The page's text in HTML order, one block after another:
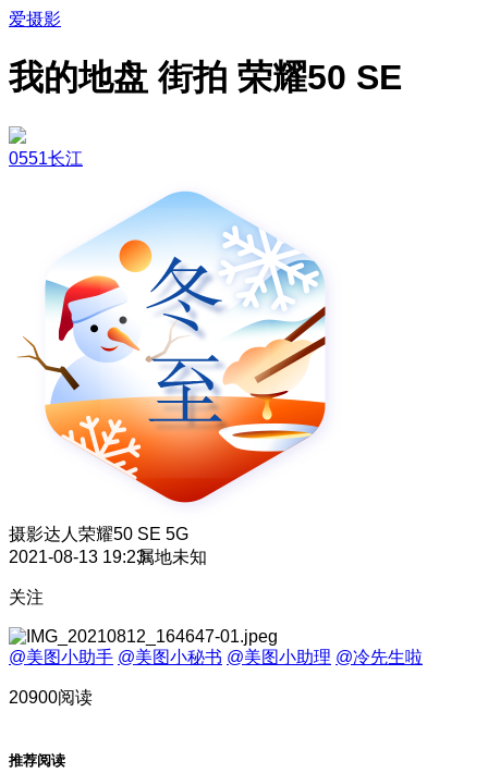
爱摄影
我的地盘 街拍 荣耀50 SE
0551长江
摄影达人 荣耀50 SE 5G
2021-08-13 19:23属地未知
关注
@美图小助手 @美图小秘书 @美图小助理 @冷先生啦
20900阅读
推荐阅读